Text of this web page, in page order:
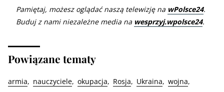
Pamiętaj, możesz oglądać naszą telewizję na wPolsce24.
Buduj z nami niezależne media na wesprzyj.wpolsce24.
Powiązane tematy
armia nauczyciele okupacja Rosja Ukraina
wojna